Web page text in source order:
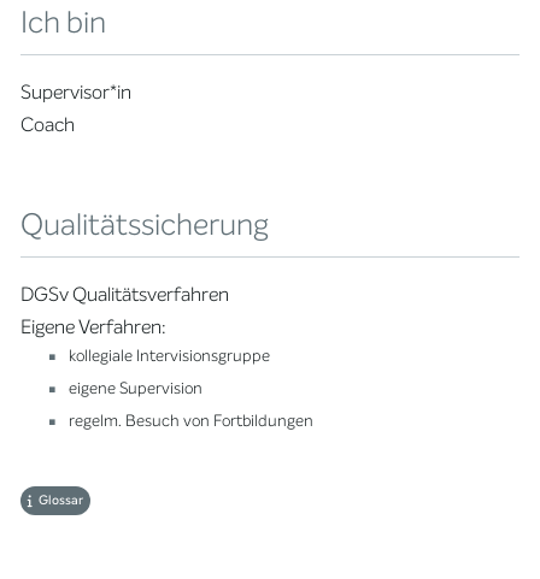
Ich bin
Supervisor*in
Coach
Qualitätssicherung
DGSv Qualitätsverfahren
Eigene Verfahren:
kollegiale Intervisionsgruppe
eigene Supervision
regelm. Besuch von Fortbildungen
Glossar